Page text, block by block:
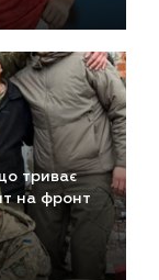
триває
на фронт